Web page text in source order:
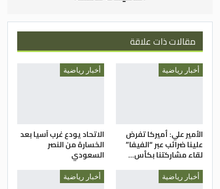
مقالات ذات علاقة
أخبار رياضية
الأمير علي: أميركا تفرض
علينا ضرائب عبر “الفيفا”
لقاء مشاركتنا بكأس…
أخبار رياضية
الاتحاد يودع غرب آسيا بعد
الخسارة من النصر
السعودي
أخبار رياضية أخبار رياضية